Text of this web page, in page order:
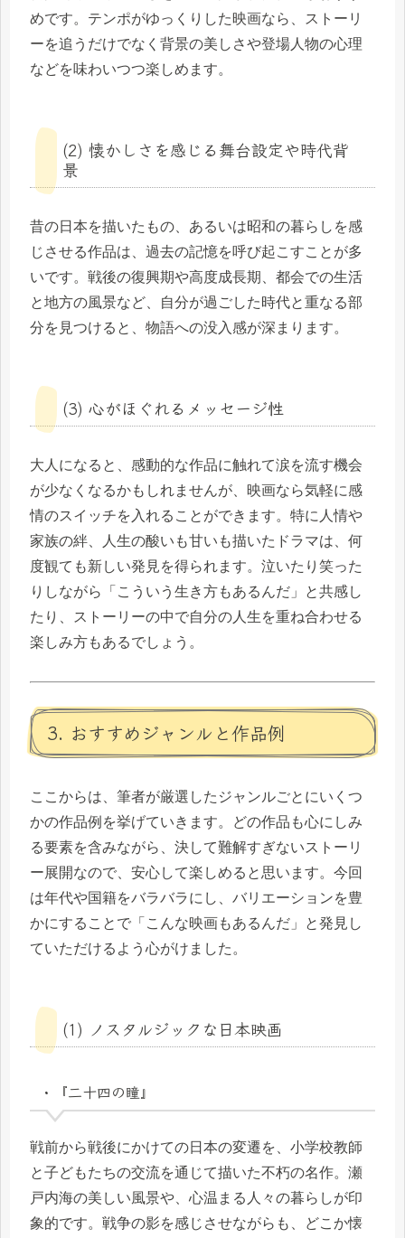
めです。テンポがゆっくりした映画なら、ストーリ
ーを追うだけでなく背景の美しさや登場人物の心理
などを味わいつつ楽しめます。
(2) 懐かしさを感じる舞台設定や時代背
景
昔の日本を描いたもの、あるいは昭和の暮らしを感
じさせる作品は、過去の記憶を呼び起こすことが多
いです。戦後の復興期や高度成長期、都会での生活
と地方の風景など、自分が過ごした時代と重なる部
分を見つけると、物語への没入感が深まります。
(3) 心がほぐれるメッセージ性
大人になると、感動的な作品に触れて涙を流す機会
が少なくなるかもしれませんが、映画なら気軽に感
情のスイッチを入れることができます。特に人情や
家族の絆、人生の酸いも甘いも描いたドラマは、何
度観ても新しい発見を得られます。泣いたり笑った
りしながら「こういう生き方もあるんだ」と共感し
たり、ストーリーの中で自分の人生を重ね合わせる
楽しみ方もあるでしょう。
3. おすすめジャンルと作品例
ここからは、筆者が厳選したジャンルごとにいくつ
かの作品例を挙げていきます。どの作品も心にしみ
る要素を含みながら、決して難解すぎないストーリ
ー展開なので、安心して楽しめると思います。今回
は年代や国籍をバラバラにし、バリエーションを豊
かにすることで「こんな映画もあるんだ」と発見し
ていただけるよう心がけました。
(1) ノスタルジックな日本映画
・『二十四の瞳』
戦前から戦後にかけての日本の変遷を、小学校教師
と子どもたちの交流を通じて描いた不朽の名作。瀬
戸内海の美しい風景や、心温まる人々の暮らしが印
象的です。戦争の影を感じさせながらも、どこか懐